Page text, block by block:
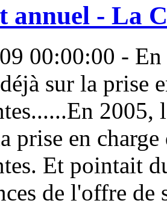
annuel - La
00:00:00 - En
sur la prise
2005,
prise en charge
Et pointait
de l'offre de